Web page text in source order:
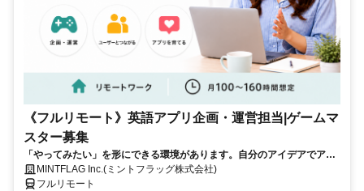
《フルリモート》英語アプリ企画・運営担当|ゲームマ
スター募集
「やってみたい」を形にできる環境があります。自分のアイデアでアプ
リを動かしてみませんか？
MINTFLAG Inc.(ミントフラッグ株式会社)
フルリモート